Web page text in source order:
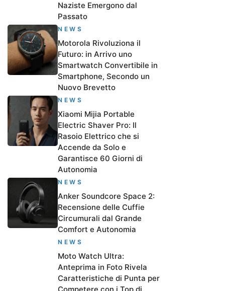
Naziste Emergono dal
Passato
NEWS
Motorola Rivoluziona il
Futuro: in Arrivo uno
Smartwatch Convertibile in
Smartphone, Secondo un
Nuovo Brevetto
NEWS
Xiaomi Mijia Portable
Electric Shaver Pro: Il
Rasoio Elettrico che si
Accende da Solo e
Garantisce 60 Giorni di
Autonomia
NEWS
Anker Soundcore Space 2:
Recensione delle Cuffie
Circumurali dal Grande
Comfort e Autonomia
NEWS
Moto Watch Ultra:
Anteprima in Foto Rivela
Caratteristiche di Punta per